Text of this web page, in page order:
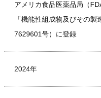
アメリカ食品医薬品局（
「機能性組成物及びその
7629601号）に登録
2024年